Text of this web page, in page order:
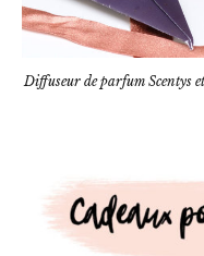
Diffuseur de parfum Scentys